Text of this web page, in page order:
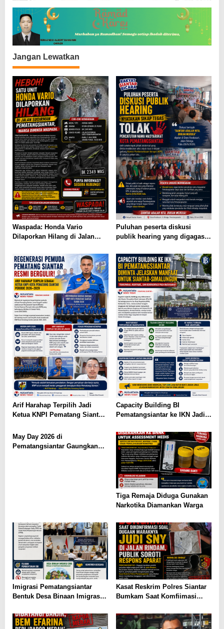
p
o
s
Jangan Lewatkan
Waspada: Honda Vario
Dilaporkan Hilang di Jalan
Masyarakat Diimbau Berhati-
hati
Puluhan peserta diskusi
publik hearing yang digagas
Arif Harahap Terpilih Jadi
Ketua KNPI Pematang Siantar,
Tangan Demi Kemajuan
Capacity Building BI
Pematangsiantar ke IKN Jadi
Pentingnya Efisiensi
Anggaran
May Day 2026 di
Pematangsiantar Gaungkan
Tiga Remaja Diduga Gunakan
Narkotika Diamankan Warga
Imigrasi Pematangsiantar
Bentuk Desa Binaan Imigrasi
Kasat Reskrim Polres Siantar
Bumkam Saat Komfiimasi
Pematangsianțar di Jalan
Rindam